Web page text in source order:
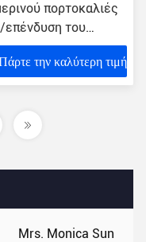
Mrs. Monica Sun
πορτοκαλιές
επένδυση του
για την
άνεση
την καλύτερη τιμή